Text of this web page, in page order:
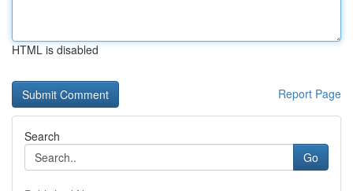
HTML is disabled
Report Page
Search
Go